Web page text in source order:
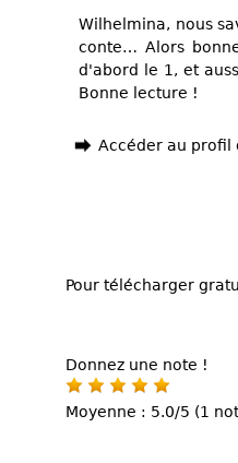
Wilhelmina, nous
conte… Alors
d'abord le 1, et
Bonne lecture !
Accéder au profil
Pour télécharger
Donnez une note !
Moyenne : 5.0/5 (1